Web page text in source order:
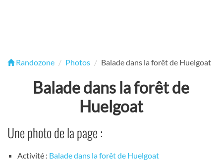
Randozone Photos Balade dans la forêt de Huelgoat
Balade dans la forêt de
Huelgoat
Une photo de la page :
Activité : Balade dans la forêt de Huelgoat